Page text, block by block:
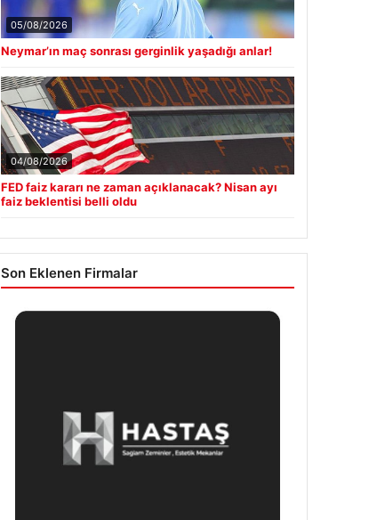
04/08/2026
FED faiz kararı ne zaman açıklanacak? Nisan ayı
faiz beklentisi belli oldu
Son Eklenen Firmalar